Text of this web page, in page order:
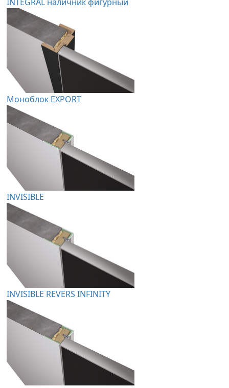
Моноблок EXPORT
INVISIBLE
INVISIBLE REVERS INFINITY